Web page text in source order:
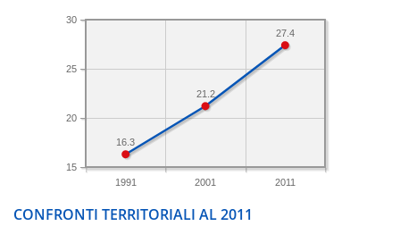
1991 2001 2011
15
20
25
30
27.4
21.2
16.3
CONFRONTI TERRITORIALI AL 2011